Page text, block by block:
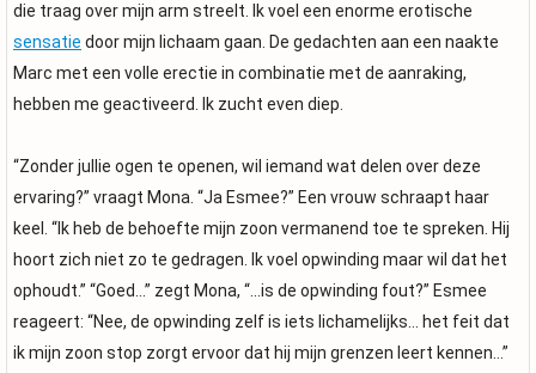
die traag over mijn arm streelt. Ik voel een enorme erotische
sensatie door mijn lichaam gaan. De gedachten aan een naakte
Marc met een volle erectie in combinatie met de aanraking,
hebben me geactiveerd. Ik zucht even diep.
“Zonder jullie ogen te openen, wil iemand wat delen over deze
ervaring?” vraagt Mona. “Ja Esmee?” Een vrouw schraapt haar
keel. “Ik heb de behoefte mijn zoon vermanend toe te spreken. Hij
hoort zich niet zo te gedragen. Ik voel opwinding maar wil dat het
ophoudt.” “Goed…” zegt Mona, “…is de opwinding fout?” Esmee
reageert: “Nee, de opwinding zelf is iets lichamelijks… het feit dat
ik mijn zoon stop zorgt ervoor dat hij mijn grenzen leert kennen…”